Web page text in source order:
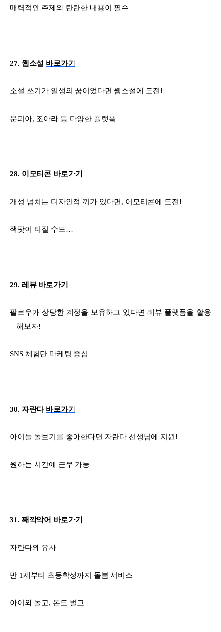
매력적인 주제와 탄탄한 내용이 필수
27. 웹소설 바로가기
소설 쓰기가 일생의 꿈이었다면 웹소설에 도전!
문피아, 조아라 등 다양한 플랫폼
28. 이모티콘 바로가기
개성 넘치는 디자인적 끼가 있다면, 이모티콘에 도전!
잭팟이 터질 수도…
29. 레뷰 바로가기
팔로우가 상당한 계정을 보유하고 있다면 레뷰 플랫폼을 활용
해보자!
SNS 체험단 마케팅 중심
30. 자란다 바로가기
아이들 돌보기를 좋아한다면 자란다 선생님에 지원!
원하는 시간에 근무 가능
31. 째깍악어 바로가기
자란다와 유사
만 1세부터 초등학생까지 돌봄 서비스
아이와 놀고, 돈도 벌고